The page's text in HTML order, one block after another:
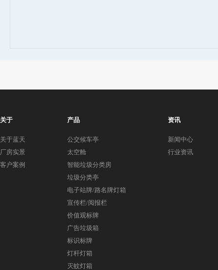
关于
关于蓝天
厂房实景
客户案例
产品
公交候车亭
太空舱
智能垃圾分类房
垃圾分类亭
电子站牌/路名牌灯箱
宣传栏/阅报栏
价值观标牌
广告垃圾箱
标识标牌
灯杆灯箱
灭蚊灯箱
资讯
新闻中心
行业资讯